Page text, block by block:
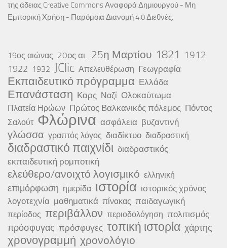
της άδειας Creative Commons Αναφορά Δημιουργού - Μη
Εμπορική Χρήση - Παρόμοια Διανομή 4.0 Διεθνές.
19ος αιώνας 20ος αι. 25η Μαρτίου 1821 1912
1922 1932 JClic Απελευθέρωση Γεωγραφία
Εκπαιδευτικό πρόγραμμα Ελλάδα
Επανάσταση Καρς Ναζί Ολοκαύτωμα
Πλατεία Ηρώων Πρώτος Βαλκανικός πόλεμος Πόντος
Σαλούτ Φλώρινα ασφάλεια βυζαντινή
γλώσσα γραπτός λόγος διαδίκτυο διαδραστική
διαδραστικό παιχνίδι διαδραστικός
εκπαιδευτική ρομποτική
ελεύθερο/ανοιχτό λογισμικό ελληνική
επιμόρφωση ημερίδα ιστορία ιστορικός χρόνος
λογοτεχνία μαθηματικά πίνακας παιδαγωγική
περίοδος περιβάλλον περιοδολόγηση πολιτισμός
πρόσφυγας πρόσφυγες τοπική ιστορία χάρτης
χρονογραμμή χρονολόγιο